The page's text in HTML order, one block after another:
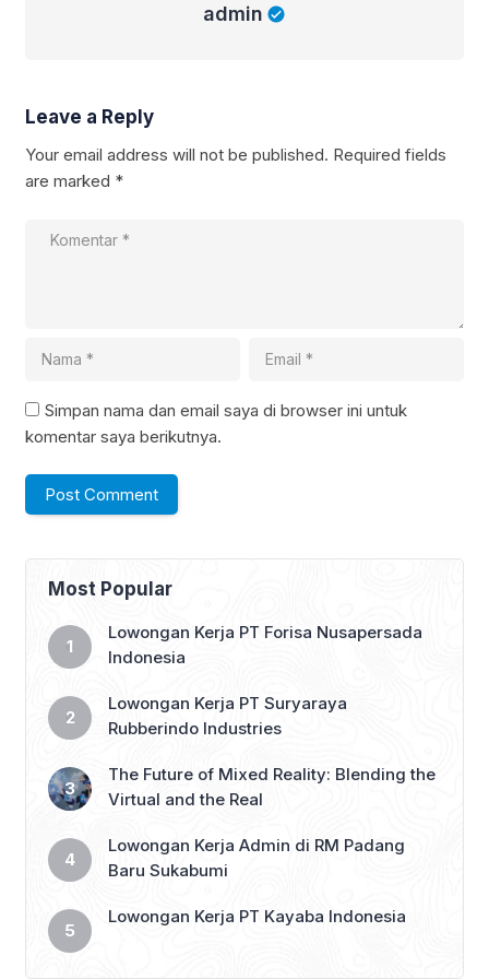
admin
Leave a Reply
Your email address will not be published. Required fields
are marked *
Simpan nama dan email saya di browser ini untuk
komentar saya berikutnya.
Most Popular
Lowongan Kerja PT Forisa Nusapersada
Indonesia
Lowongan Kerja PT Suryaraya
Rubberindo Industries
The Future of Mixed Reality: Blending the
Virtual and the Real
Lowongan Kerja Admin di RM Padang
Baru Sukabumi
Lowongan Kerja PT Kayaba Indonesia